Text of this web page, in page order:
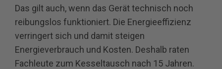
Das gilt auch, wenn das Gerät technisch noch
reibungslos funktioniert. Die Energieeffizienz
verringert sich und damit steigen
Energieverbrauch und Kosten. Deshalb raten
Fachleute zum Kesseltausch nach 15 Jahren.